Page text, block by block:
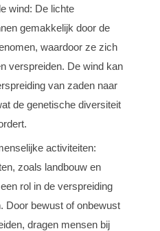
wind: De lichte
gemakkelijk door de
waardoor ze zich
verspreiden. De wind kan
van zaden naar
de genetische diversiteit
activiteiten:
zoals landbouw en
rol in de verspreiding
Door bewust of onbewust
dragen mensen bij